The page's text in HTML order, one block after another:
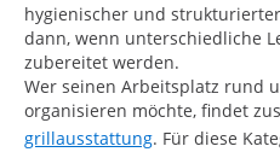
hygienischer und
dann, wenn unterschiedliche
zubereitet werden.
Wer seinen Arbeitsplatz rund
organisieren möchte, findet
grillausstattung. Für diese